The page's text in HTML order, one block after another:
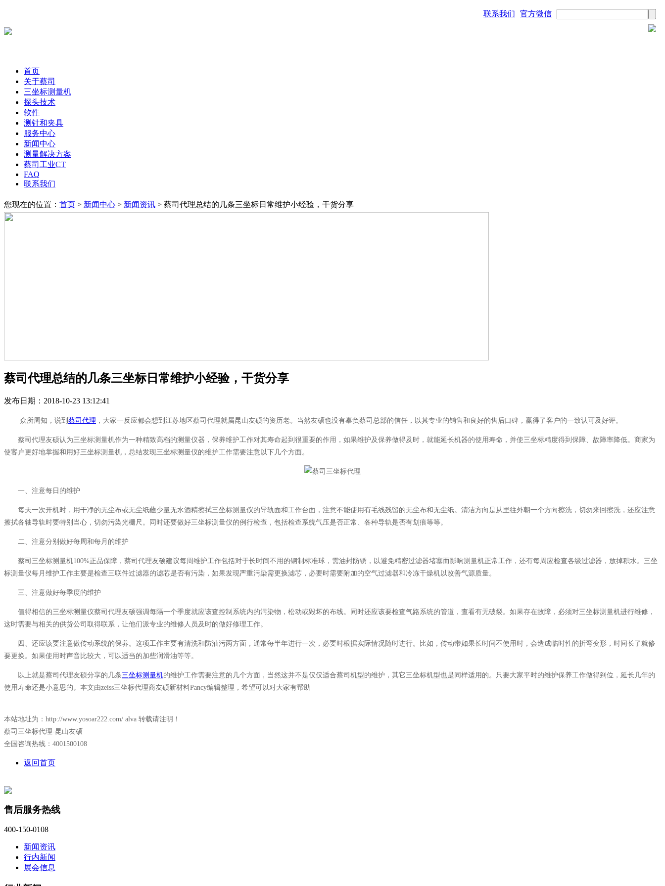
联系我们 官方微信
首页
关于蔡司
三坐标测量机
探头技术
软件
测针和夹具
服务中心
新闻中心
测量解决方案
蔡司工业CT
FAQ
联系我们
您现在的位置： 首页 > 新闻中心 > 新闻资讯 > 蔡司代理总结的几条三坐标日常维护小经验，干货分享
蔡司代理总结的几条三坐标日常维护小经验，干货分享
发布日期：2018-10-23 13:12:41
众所周知，说到 蔡司代理 ，大家一反应都会想到江苏地区蔡司代理就属昆山友硕的资历老。当然友硕也没有辜负蔡司总部的信任，以其专业的销售和良好的售后口碑，赢得了客户的一致认可及好评。
蔡司代理友硕认为三坐标测量机作为一种精致高档的测量仪器，保养维护工作对其寿命起到很重要的作用，如果维护及保养做得及时，就能延长机器的使用寿命，并使三坐标精度得到保障、故障率降低。商家为
使客户更好地掌握和用好三坐标测量机，总结发现三坐标测量仪的维护工作需要注意以下几个方面。
一、注意每日的维护
每天一次开机时，用干净的无尘布或无尘纸蘸少量无水酒精擦拭三坐标测量仪的导轨面和工作台面，注意不能使用有毛线残留的无尘布和无尘纸。清洁方向是从里往外朝一个方向擦洗，切勿来回擦洗，还应注意
擦拭各轴导轨时要特别当心，切勿污染光栅尺。同时还要做好三坐标测量仪的例行检查，包括检查系统气压是否正常、各种导轨是否有划痕等等。
二、注意分别做好每周和每月的维护
蔡司三坐标测量机100%正品保障，蔡司代理友硕建议每周维护工作包括对于长时间不用的钢制标准球，需油封防锈，以避免精密过滤器堵塞而影响测量机正常工作，还有每周应检查各级过滤器，放掉积水。三坐
标测量仪每月维护工作主要是检查三联件过滤器的滤芯是否有污染，如果发现严重污染需更换滤芯，必要时需要附加的空气过滤器和冷冻干燥机以改善气源质量。
三、注意做好每季度的维护
值得相信的三坐标测量仪蔡司代理友硕强调每隔一个季度就应该查控制系统内的污染物，松动或毁坏的布线。同时还应该要检查气路系统的管道，查看有无破裂。如果存在故障，必须对三坐标测量机进行维修，
这时需要与相关的供货公司取得联系，让他们派专业的维修人员及时的做好修理工作。
四、还应该要注意做传动系统的保养。这项工作主要有清洗和防油污两方面，通常每半年进行一次，必要时根据实际情况随时进行。比如，传动带如果长时间不使用时，会造成临时性的折弯变形，时间长了就修
要更换。如果使用时声音比较大，可以适当的加些润滑油等等。
以上就是蔡司代理友硕分享的几条三坐标测量机的维护工作需要注意的几个方面，当然这并不是仅仅适合蔡司机型的维护，其它三坐标机型也是同样适用的。只要大家平时的维护保养工作做得到位，延长几年的
使用寿命还是小意思的。本文由zeiss三坐标代理商友硕新材料Pancy编辑整理，希望可以对大家有帮助
本站地址为：http://www.yosoar222.com/ alva 转载请注明！
蔡司三坐标代理-昆山友硕
全国咨询热线：4001500108
返回首页
售后服务热线
400-150-0108
新闻资讯
行内新闻
展会信息